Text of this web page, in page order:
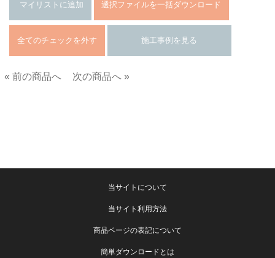
« 前の商品へ
次の商品へ »
当サイトについて
当サイト利用方法
商品ページの表記について
簡単ダウンロードとは